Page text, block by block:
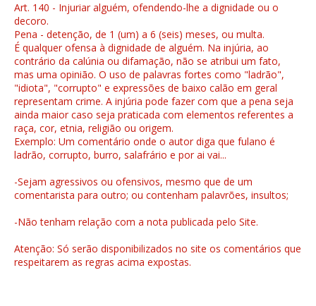
Art. 140 - Injuriar alguém, ofendendo-lhe a dignidade ou o
decoro.
Pena - detenção, de 1 (um) a 6 (seis) meses, ou multa.
É qualquer ofensa à dignidade de alguém. Na injúria, ao
contrário da calúnia ou difamação, não se atribui um fato,
mas uma opinião. O uso de palavras fortes como "ladrão",
"idiota", "corrupto" e expressões de baixo calão em geral
representam crime. A injúria pode fazer com que a pena seja
ainda maior caso seja praticada com elementos referentes a
raça, cor, etnia, religião ou origem.
Exemplo: Um comentário onde o autor diga que fulano é
ladrão, corrupto, burro, salafrário e por ai vai...
-Sejam agressivos ou ofensivos, mesmo que de um
comentarista para outro; ou contenham palavrões, insultos;
-Não tenham relação com a nota publicada pelo Site.
Atenção: Só serão disponibilizados no site os comentários que
respeitarem as regras acima expostas.